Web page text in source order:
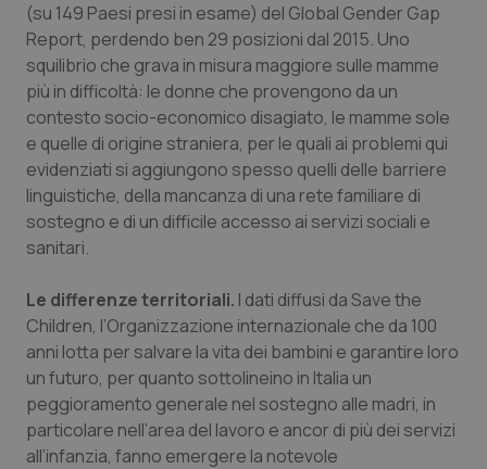
Rene & patologie urogenitali
Salute orale & impianti
Sangue & coagulazione
Tiroide
Tumore al seno
Tumore ovarico
Tumori del Polmone & Testa Collo
Tumori gastrointestinali
(su 149 Paesi presi in esame) del Global Gender Gap
Report, perdendo ben 29 posizioni dal 2015. Uno
squilibrio che grava in misura maggiore sulle mamme
più in difficoltà: le donne che provengono da un
contesto socio-economico disagiato, le mamme sole
e quelle di origine straniera, per le quali ai problemi qui
evidenziati si aggiungono spesso quelli delle barriere
linguistiche, della mancanza di una rete familiare di
sostegno e di un difficile accesso ai servizi sociali e
sanitari.
Le differenze territoriali. I dati diffusi da Save the
Children, l’Organizzazione internazionale che da 100
anni lotta per salvare la vita dei bambini e garantire loro
un futuro, per quanto sottolineino in Italia un
peggioramento generale nel sostegno alle madri, in
particolare nell’area del lavoro e ancor di più dei servizi
all’infanzia, fanno emergere la notevole